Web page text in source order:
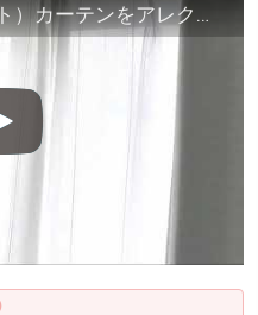
SwitchBot（スイッチボット）カーテンをアレクサで音声操作してみた！